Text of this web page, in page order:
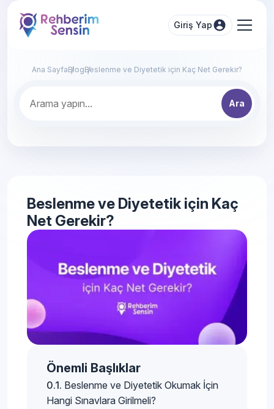
Giriş Yap
Ana SayfaBlogBeslenme ve Diyetetik için Kaç Net Gerekir?
Ara
Beslenme ve Diyetetik için Kaç
Net Gerekir?
Önemli Başlıklar
Beslenme ve Diyetetik Okumak İçin
Hangi Sınavlara Girilmeli?